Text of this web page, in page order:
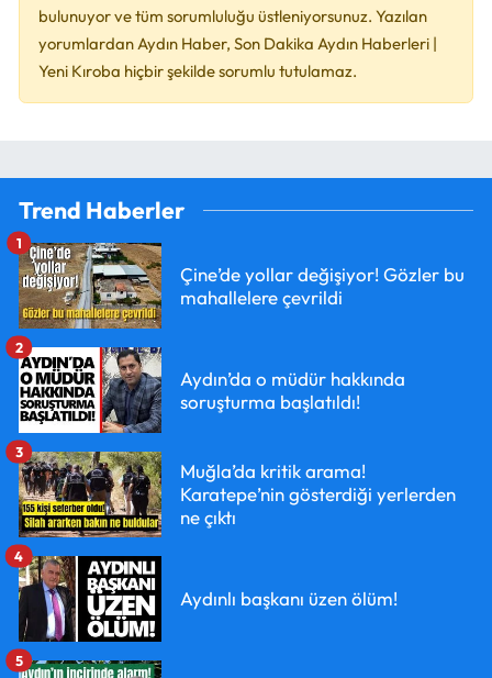
bulunuyor ve tüm sorumluluğu üstleniyorsunuz. Yazılan
yorumlardan Aydın Haber, Son Dakika Aydın Haberleri |
Yeni Kıroba hiçbir şekilde sorumlu tutulamaz.
Trend Haberler
Çine’de yollar değişiyor! Gözler bu
mahallelere çevrildi
1
Aydın’da o müdür hakkında
soruşturma başlatıldı!
2
Muğla’da kritik arama!
Karatepe’nin gösterdiği yerlerden
ne çıktı
3
Aydınlı başkanı üzen ölüm!
4
5